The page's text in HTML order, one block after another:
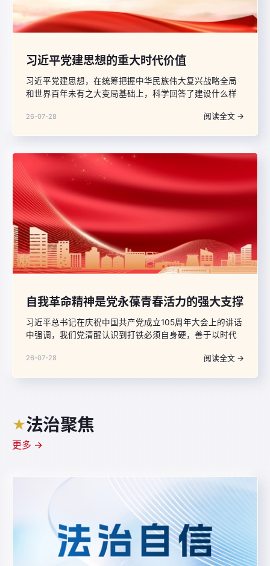
习近平党建思想的重大时代价值
习近平党建思想，在统筹把握中华民族伟大复兴战略全局
和世界百年未有之大变局基础上，科学回答了建设什么样
思主义政党的重大时代课题，把我们党对马克思主义政党
之所需，战略性、创造性地回答了中国之问、世界之问、
人民之问、时代之问，彰显了重大时代价值。
26-07-28 阅读全文 →
自我革命精神是党永葆青春活力的强大支撑
习近平总书记在庆祝中国共产党成立105周年大会上的讲话
中强调，我们党清醒认识到打铁必须自身硬，善于以时代
命精神完善自己，高度重视自身建设，坚决清除一切损害
26-07-28 阅读全文 →
★法治聚焦
更多 →